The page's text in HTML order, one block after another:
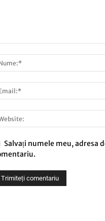
Salvați numele meu, adresa